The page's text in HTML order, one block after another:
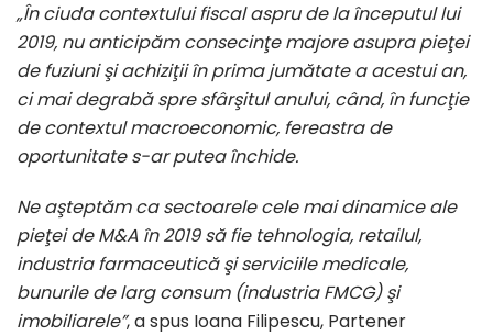
„În ciuda contextului fiscal aspru de la începutul lui
2019, nu anticipăm consecinţe majore asupra pieţei
de fuziuni şi achiziţii în prima jumătate a acestui an,
ci mai degrabă spre sfârşitul anului, când, în funcţie
de contextul macroeconomic, fereastra de
oportunitate s-ar putea închide.
Ne aşteptăm ca sectoarele cele mai dinamice ale
pieţei de M&A în 2019 să fie tehnologia, retailul,
industria farmaceutică şi serviciile medicale,
bunurile de larg consum (industria FMCG) şi
imobiliarele”, a spus Ioana Filipescu, Partener